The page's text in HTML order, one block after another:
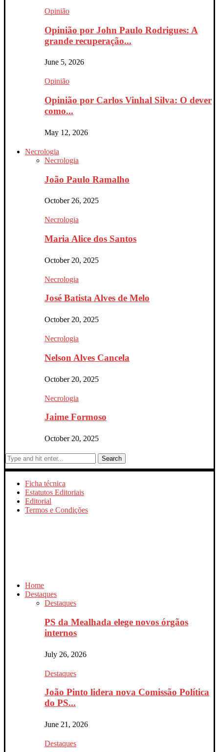
Opinião
Opinião por John Paulo Rodrigues: A
grande recuperação...
June 5, 2026
Opinião
Opinião por Carlos Vinhal Silva: O dever
como...
May 12, 2026
Necrologia
Necrologia
João Paulo Ramalho
October 26, 2025
Necrologia
Maria Alice dos Santos
October 20, 2025
Necrologia
José Batista Alves de Melo
October 20, 2025
Necrologia
Nelson Alves Cancela
October 20, 2025
Necrologia
Jaime Formoso
October 20, 2025
Search
Ficha técnica
Estatutos Editoriais
Editorial
Termos e Condições
Home
Destaques
Destaques
PS da Mealhada elege novos órgãos
internos
July 26, 2026
Destaques
João Pinto lidera nova Comissão Política
do PS...
June 21, 2026
Destaques